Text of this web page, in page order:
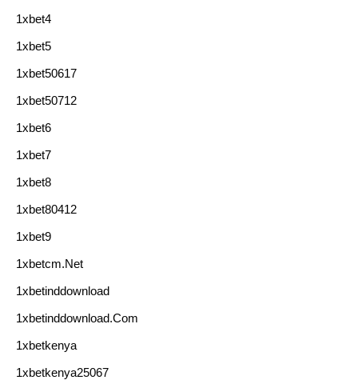
1xbet4
1xbet5
1xbet50617
1xbet50712
1xbet6
1xbet7
1xbet8
1xbet80412
1xbet9
1xbetcm.net
1xbetinddownload
1xbetinddownload.com
1xbetkenya
1xbetkenya25067